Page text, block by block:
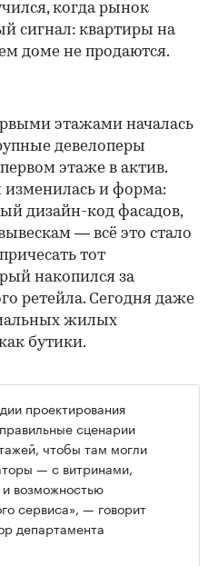
когда рынок
сигнал: квартиры на
доме не продаются.
этажами началась
девелоперы
этаже в актив.
изменилась и форма:
дизайн-код фасадов,
— всё это стало
тот
накопился за
ретейла. Сегодня даже
жилых
бутики.
проектирования
сценарии
чтобы там могли
— с витринами,
возможностью
сервиса», — говорит
департамента